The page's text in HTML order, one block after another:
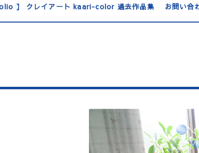
】 クレイアート kaari-color 過去作品集 お問い合